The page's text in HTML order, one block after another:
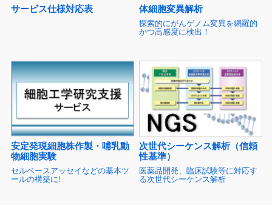
サービス仕様対応表 体細胞変異解析
探索的にがんゲノム変異を網羅的
かつ高感度に検出！
安定発現細胞株作製・哺乳動
物細胞実験
セルベースアッセイなどの基本ツ
ールの構築に!
次世代シーケンス解析（信頼
性基準）
医薬品開発、臨床試験等に対応す
る次世代シーケンス解析